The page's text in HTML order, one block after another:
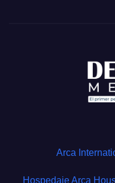
Arca
Hospedaje Arca